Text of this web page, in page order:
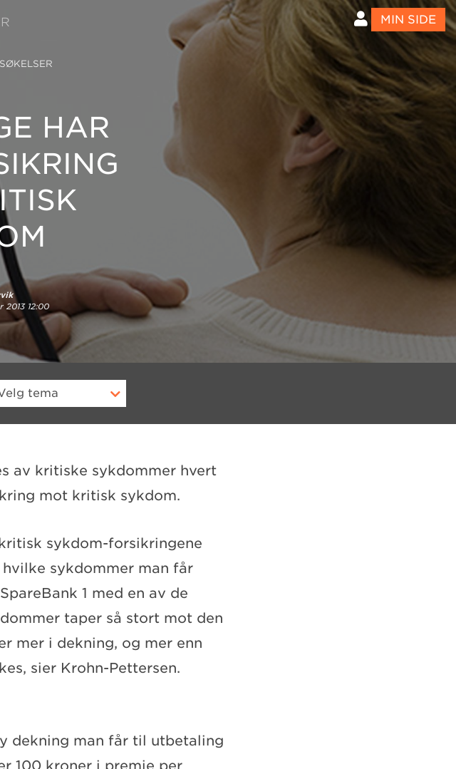
MIN SIDE
HAR
2013 12:00
tema
av kritiske sykdommer hvert
mot kritisk sykdom.
sykdom-forsikringene
sykdommer man får
1 med en av de
taper så stort mot den
mer i dekning, og mer enn
sier Krohn-Pettersen.
dekning man får til utbetaling
100 kroner i premie per